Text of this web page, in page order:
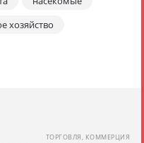
хозяйство
ТОРГОВЛЯ, КОММЕРЦИЯ